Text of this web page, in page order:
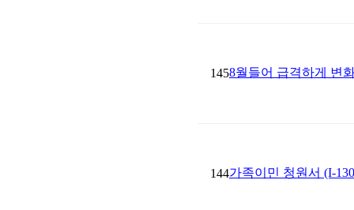
1458월들어 급격하게 변
144가족이민 청원서 (I-